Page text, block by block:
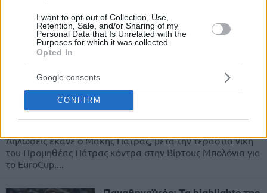
I want to opt-out of Collection, Use,
Retention, Sale, and/or Sharing of my
Personal Data that Is Unrelated with the
Purposes for which it was collected.
Opted In
Google consents
CONFIRM
Η πέμπτη συνεχομένη νίκη του Προμηθέα μονοπώλησε το
ενδιαφέρον της σημερινής αγωνιστικής ημέρας του
EuroCup, την ώρα που η...
Γιατράς: “Κάναμε κατάθεση
ψυχής απέναντι σε μια μεγάλη
22/OCT/19 21:12
Δηλώσεις έκανε ο Μάκης Γιατράς, μετά την τεράστια νίκη
του Προμηθέας Πάτρας κόντρα στην Βίρτους Μπολόνια για
το EuroCup....